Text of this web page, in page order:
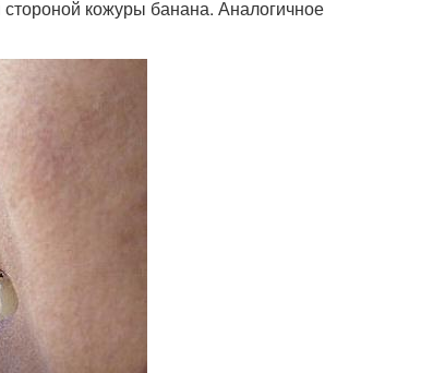
кожуры банана. Аналогичное